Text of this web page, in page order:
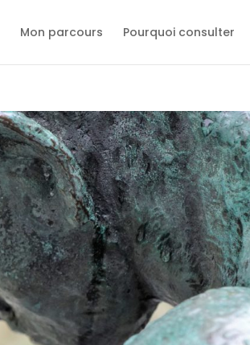
Mon parcours Pourquoi consulter